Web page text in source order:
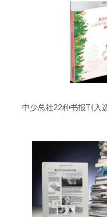
中少总社22种书报刊入